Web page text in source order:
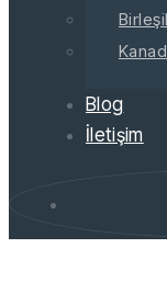
Blog
İletişim